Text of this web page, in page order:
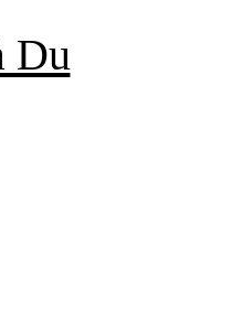
Du